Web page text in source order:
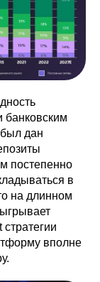
банковским
дан
постепенно
в
на длинном
вполне